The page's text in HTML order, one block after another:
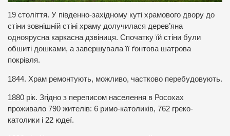
19 століття. У південно-західному куті храмового двору до
стіни зовнішній стіні храму долучилася дерев’яна
одноярусна каркасна дзвіниця. Спочатку їй стіни були
обшиті дошками, а завершувала її ґонтова шатрова
покрівля.
1844. Храм ремонтують, можливо, частково перебудовують.
1880 рік. Згідно з переписом населення в Росохах
проживало 790 жителів: 6 римо-католиків, 762 греко-
католики і 22 юдеї.